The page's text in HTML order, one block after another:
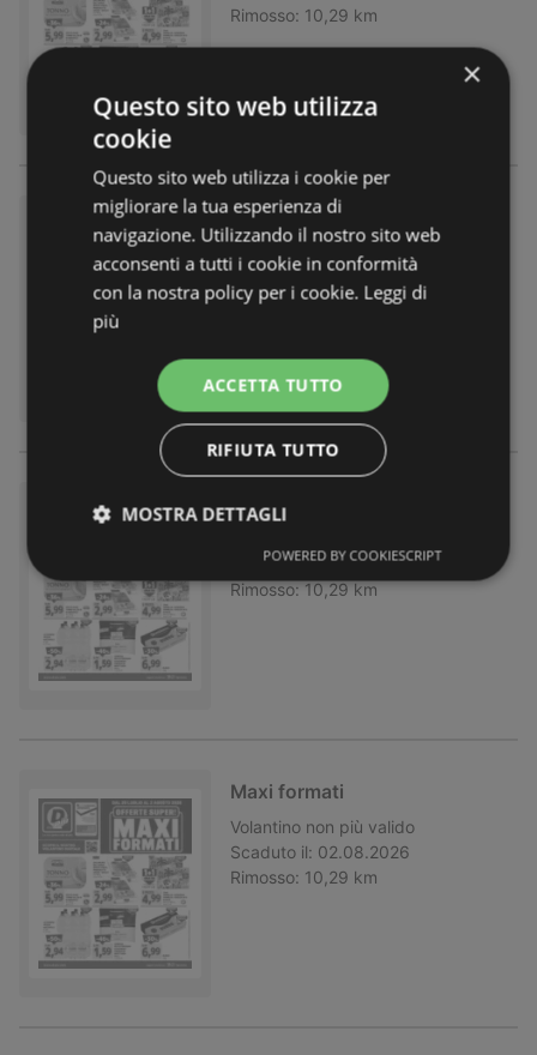
Rimosso: 10,29 km
Maxi formati
Volantino
non più valido
Scaduto il: 02.08.2026
Rimosso: 10,29 km
Maxi formati
Scaduto il: 02.08.2026
Rimosso: 10,29 km
Maxi formati
Volantino non più valido
Scaduto il: 02.08.2026
Rimosso: 10,29 km
×
Questo sito web utilizza
cookie
Questo sito web utilizza i cookie per
migliorare la tua esperienza di
navigazione. Utilizzando il nostro sito web
acconsenti a tutti i cookie in conformità
con la nostra policy per i cookie. Leggi di
più
ACCETTA TUTTO
RIFIUTA TUTTO
MOSTRA DETTAGLI
POWERED BY COOKIESCRIPT